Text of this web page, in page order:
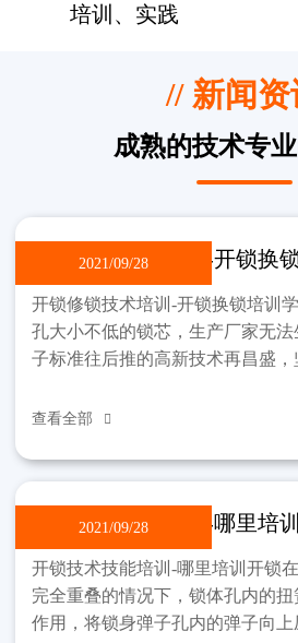
培训、实践
// 新闻资
成熟的技术专
2021/09/28
开锁修锁技术培训-开锁换
开锁修锁技术培训-开锁换锁培训
孔大小不低的锁芯，生产厂家无
子标准往后推的高新技术再昌盛
准。该学
查看全部 
2021/09/28
开锁技术技能培训-哪里培
开锁技术技能培训-哪里培训开锁
完全重叠的情况下，锁体孔内的
作用，将锁身弹子孔内的弹子向